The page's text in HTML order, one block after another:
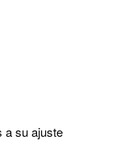
a su ajuste